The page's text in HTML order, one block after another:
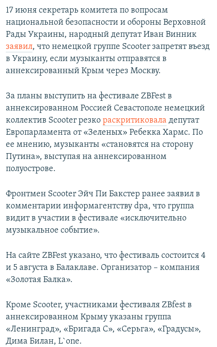
17 июня секретарь комитета по вопросам
национальной безопасности и обороны Верховной
Рады Украины, народный депутат Иван Винник
заявил, что немецкой группе Scooter запретят въезд
в Украину, если музыканты отправятся в
аннексированный Крым через Москву.
За планы выступить на фестивале ZBFest в
аннексированном Россией Севастополе немецкий
коллектив Scooter резко раскритиковала депутат
Европарламента от «Зеленых» Ребекка Хармс. По
ее мнению, музыканты «становятся на сторону
Путина», выступая на аннексированном
полуострове.
Фронтмен Scooter Эйч Пи Бакстер ранее заявил в
комментарии информагентству dpa, что группа
видит в участии в фестивале «исключительно
музыкальное событие».
На сайте ZBFest указано, что фестиваль состоится 4
и 5 августа в Балаклаве. Организатор – компания
«Золотая Балка».
Кроме Scooter, участниками фестиваля ZBfest в
аннексированном Крыму указаны группа
«Ленинград», «Бригада С», «Серьга», «Градусы»,
Дима Билан, L`one.